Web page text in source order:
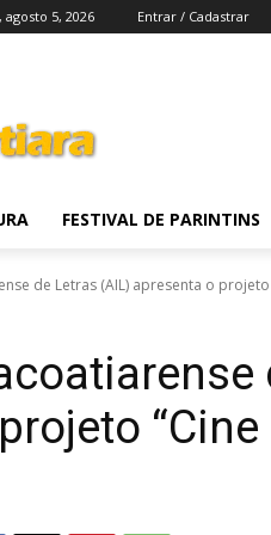
5, 2026 Entrar / Cadastrar
FESTIVAL DE PARINTINS
de Letras (AIL) apresenta o projeto
“Cine